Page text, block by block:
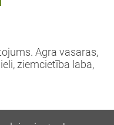
Agra vasaras,
ziemcietība laba,